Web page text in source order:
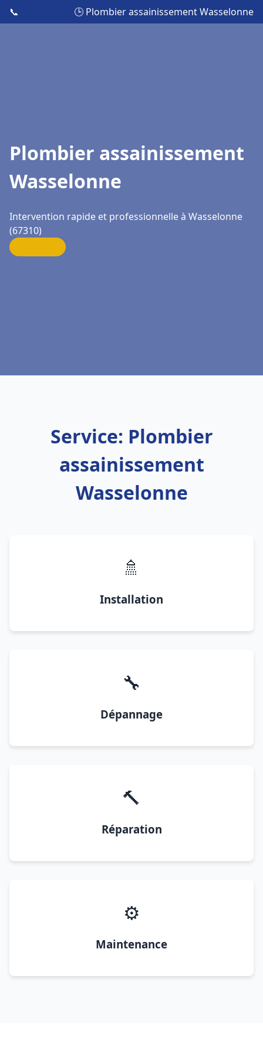
📞 🕒 Plombier assainissement Wasselonne
Plombier assainissement
Wasselonne
Intervention rapide et professionnelle à Wasselonne
(67310)
Service: Plombier
assainissement
Wasselonne
🚿
Installation
🔧
Dépannage
🔨
Réparation
⚙️
Maintenance